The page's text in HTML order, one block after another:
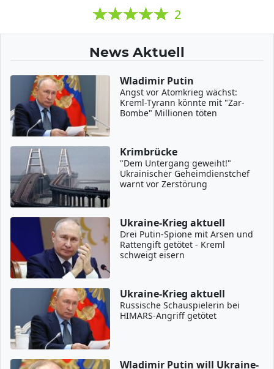
2
News Aktuell
Wladimir Putin
Angst vor Atomkrieg wächst:
Kreml-Tyrann könnte mit "Zar-
Bombe" Millionen töten
Krimbrücke
"Dem Untergang geweiht!"
Ukrainischer Geheimdienstchef
warnt vor Zerstörung
Ukraine-Krieg aktuell
Drei Putin-Spione mit Arsen und
Rattengift getötet - Kreml
schweigt eisern
Ukraine-Krieg aktuell
Russische Schauspielerin bei
HIMARS-Angriff getötet
Wladimir Putin will Ukraine-